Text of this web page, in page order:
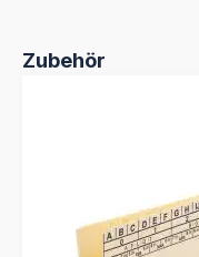
Produktgalerie
Zubehör